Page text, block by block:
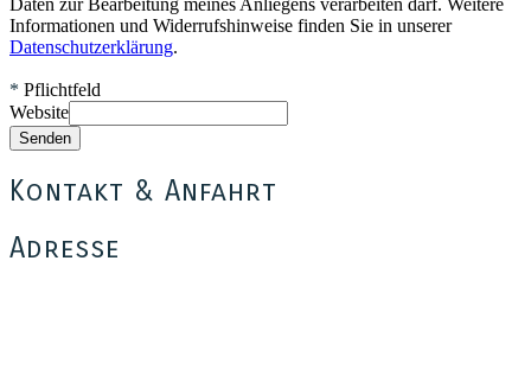
Daten zur Bearbeitung meines Anliegens verarbeiten darf. Weitere
Informationen und Widerrufshinweise finden Sie in unserer
Datenschutzerklärung.
* Pflichtfeld
Website
Senden
Kontakt & Anfahrt
Adresse